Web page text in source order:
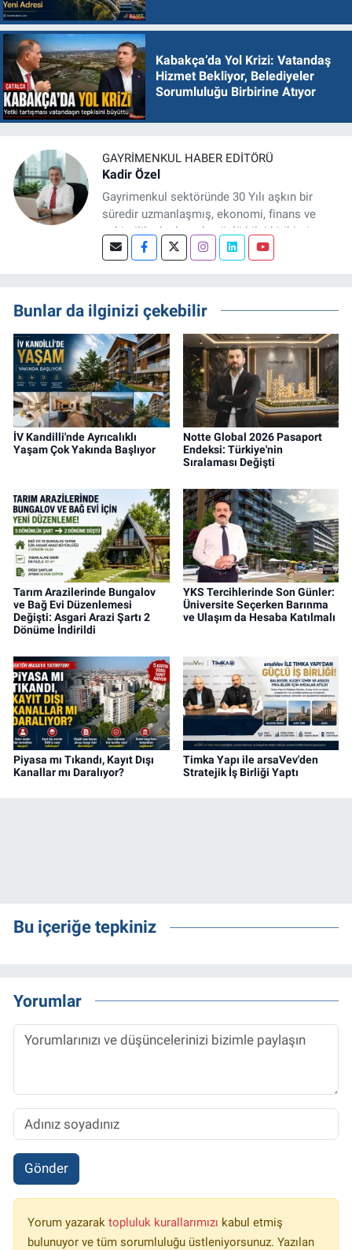
Kabakça’da Yol Krizi: Vatandaş
Hizmet Bekliyor, Belediyeler
Sorumluluğu Birbirine Atıyor
GAYRIMENKUL HABER EDITÖRÜ
Kadir Özel
Gayrimenkul sektöründe 30 Yılı aşkın bir
süredir uzmanlaşmış, ekonomi, finans ve
şehircilik alanlarında güçlü bilgi birikimine
sahip, dijital medya odaklı deneyimli bir
projeleri üzerine haber, analiz ve özel
dosyalar hazırlama konusunda yetkinim.
Bunlar da ilginizi çekebilir
İV Kandilli'nde Ayrıcalıklı
Yaşam Çok Yakında Başlıyor
Notte Global 2026 Pasaport
Endeksi: Türkiye'nin
Sıralaması Değişti
Tarım Arazilerinde Bungalov
ve Bağ Evi Düzenlemesi
Değişti: Asgari Arazi Şartı 2
Dönüme İndirildi
YKS Tercihlerinde Son Günler:
Üniversite Seçerken Barınma
ve Ulaşım da Hesaba Katılmalı
Piyasa mı Tıkandı, Kayıt Dışı
Kanallar mı Daralıyor?
Timka Yapı ile arsaVev'den
Stratejik İş Birliği Yaptı
Bu içeriğe tepkiniz
Yorumlar
Gönder
Yorum yazarak topluluk kurallarımızı kabul etmiş
bulunuyor ve tüm sorumluluğu üstleniyorsunuz. Yazılan